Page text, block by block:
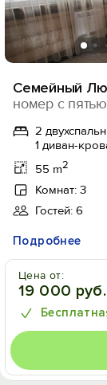
Семейный
номер с
2
1 диван-
55 m2
Комнат: 3
Гостей: 6
Подробнее
Цена от:
19 000 руб.